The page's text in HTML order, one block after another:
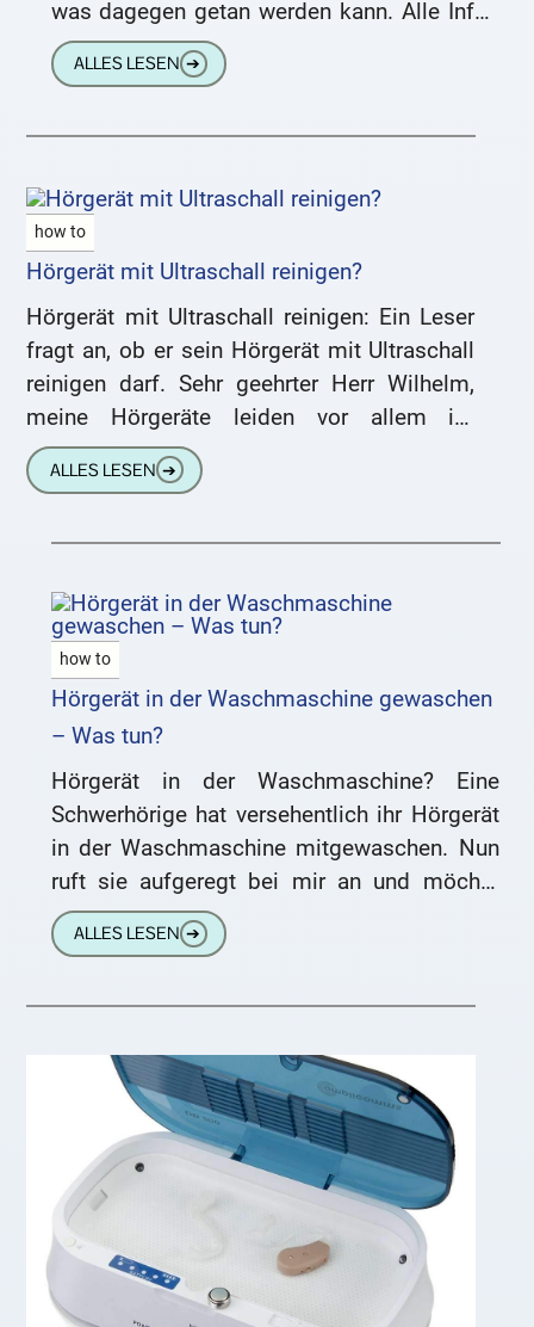
was dagegen getan werden kann. Alle Infos
auf Deutschlands bester Hörgeräte-
Plattform. Warum pfeifen Hörgeräte –
ALLES LESEN ➔
how to
Hörgerät mit Ultraschall reinigen?
Hörgerät mit Ultraschall reinigen: Ein Leser
fragt an, ob er sein Hörgerät mit Ultraschall
reinigen darf. Sehr geehrter Herr Wilhelm,
meine Hörgeräte leiden vor allem im
Sommer unter Schweiß und
ALLES LESEN ➔
how to
Hörgerät in der Waschmaschine gewaschen
– Was tun?
Hörgerät in der Waschmaschine? Eine
Schwerhörige hat versehentlich ihr Hörgerät
in der Waschmaschine mitgewaschen. Nun
ruft sie aufgeregt bei mir an und möchte
wissen, was zu tun ist. Wir geben
ALLES LESEN ➔